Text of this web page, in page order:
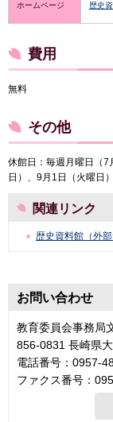
ホームページ 歴史
費用
無料
その他
休館日：毎週月曜日（
日）、9月1日（火曜日）
関連リンク
歴史資料館（外
お問い合わせ
教育委員会事務局
856-0831 長崎県
電話番号：0957-
ファクス番号：